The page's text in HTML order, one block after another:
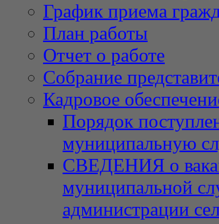
График приема
План работы
Отчет о работе
Собрание
Кадровое
Порядок
муниципальную
СВЕДЕНИЯ о
муниципальной
администрации